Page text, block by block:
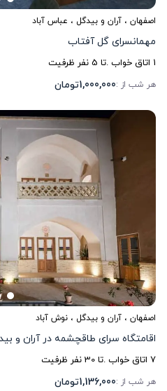
اصفهان ، آران و بیدگل ، عباس آباد
مهمانسرای گل آفتاب
1 اتاق خواب .تا 5نفر ظرفیت
هر شب از :1,000,000تومان
اصفهان ، آران و بیدگل ، نوش آباد
اقامتگاه سرای طاقچشمه در آران و
7 اتاق خواب .تا30نفر ظرفیت
هر شب از :1,136,000تومان